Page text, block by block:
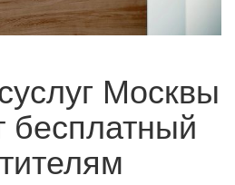
Москвы
бесплатный